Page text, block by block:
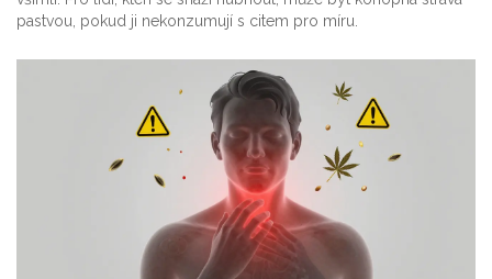
pastvou, pokud ji nekonzumují s citem pro míru.